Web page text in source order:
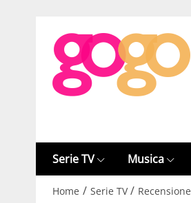
Serie TV Musica
Home / Serie TV / Recensione